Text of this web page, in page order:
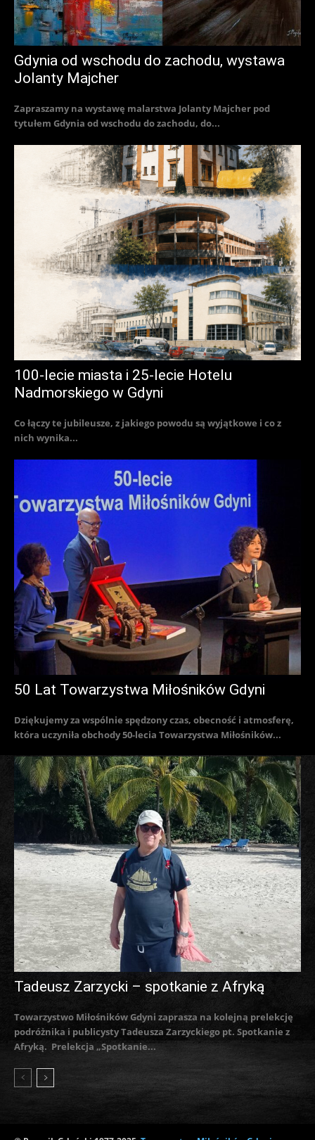
Gdynia od wschodu do zachodu, wystawa
Jolanty Majcher
Zapraszamy na wystawę malarstwa Jolanty Majcher pod
tytułem Gdynia od wschodu do zachodu, do...
100-lecie miasta i 25-lecie Hotelu
Nadmorskiego w Gdyni
Co łączy te jubileusze, z jakiego powodu są wyjątkowe i co z
nich wynika...
50 Lat Towarzystwa Miłośników Gdyni
Dziękujemy za wspólnie spędzony czas, obecność i atmosferę,
która uczyniła obchody 50-lecia Towarzystwa Miłośników...
Tadeusz Zarzycki – spotkanie z Afryką
Towarzystwo Miłośników Gdyni zaprasza na kolejną prelekcję
podróżnika i publicysty Tadeusza Zarzyckiego pt. Spotkanie z
Afryką. Prelekcja „Spotkanie...